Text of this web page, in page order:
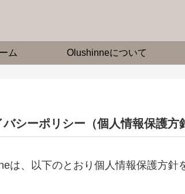
ム Olushinneについて
バシーポリシー（個人情報保護方
は、以下のとおり個人情報保護方